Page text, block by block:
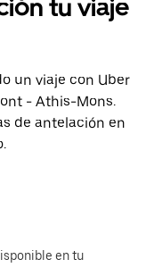
tu viaje
un viaje con Uber
- Athis-Mons.
de antelación en
en tu